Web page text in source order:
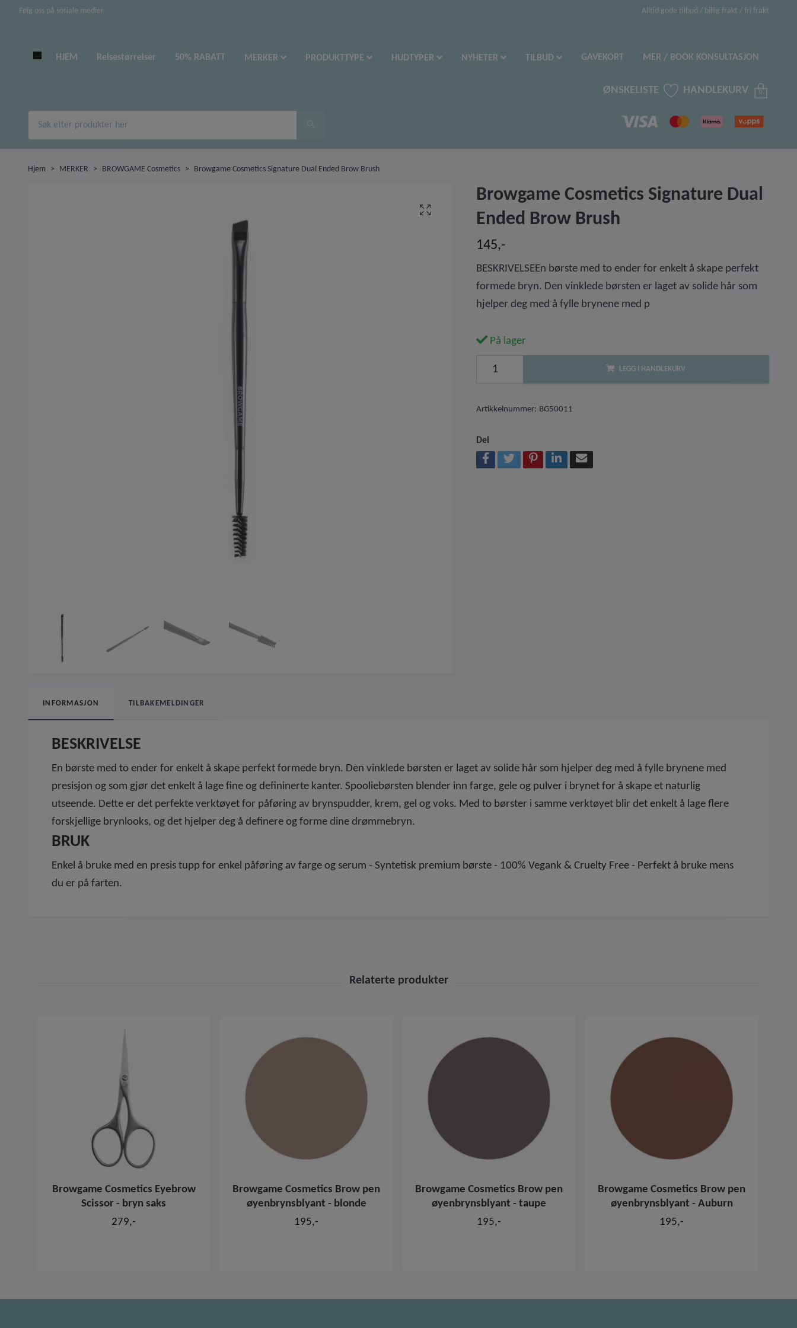
Følg oss på sosiale medier Alltid gode tilbud / billig frakt / fri frakt
HJEM Reisestørrelser 50% RABATT MERKER PRODUKTTYPE HUDTYPER NYHETER TILBUD GAVEKORT MER / BOOK KONSULTASJON
ØNSKELISTE HANDLEKURV 0
Hjem MERKER BROWGAME Cosmetics Browgame Cosmetics Signature Dual Ended Brow Brush
Browgame Cosmetics Signature Dual
Ended Brow Brush
145,-
BESKRIVELSEEn børste med to ender for enkelt å skape perfekt
formede bryn. Den vinklede børsten er laget av solide hår som
hjelper deg med å fylle brynene med p
På lager
LEGG I HANDLEKURV
Artikkelnummer: BG50011
Del
INFORMASJON TILBAKEMELDINGER
BESKRIVELSE
En børste med to ender for enkelt å skape perfekt formede bryn. Den vinklede børsten er laget av solide hår som hjelper deg med å fylle brynene med
presisjon og som gjør det enkelt å lage fine og defininerte kanter. Spooliebørsten blender inn farge, gele og pulver i brynet for å skape et naturlig
utseende. Dette er det perfekte verktøyet for påføring av brynspudder, krem, gel og voks. Med to børster i samme verktøyet blir det enkelt å lage flere
forskjellige brynlooks, og det hjelper deg å definere og forme dine drømmebryn.
BRUK
Enkel å bruke med en presis tupp for enkel påføring av farge og serum - Syntetisk premium børste - 100% Vegank & Cruelty Free - Perfekt å bruke mens
du er på farten.
Browgame Cosmetics Eyebrow
Scissor - bryn saks
279,-
Browgame Cosmetics Brow pen
øyenbrynsblyant - blonde
195,-
Browgame Cosmetics Brow pen
øyenbrynsblyant - taupe
195,-
Browgame Cosmetics Brow pen
øyenbrynsblyant - Auburn
195,-